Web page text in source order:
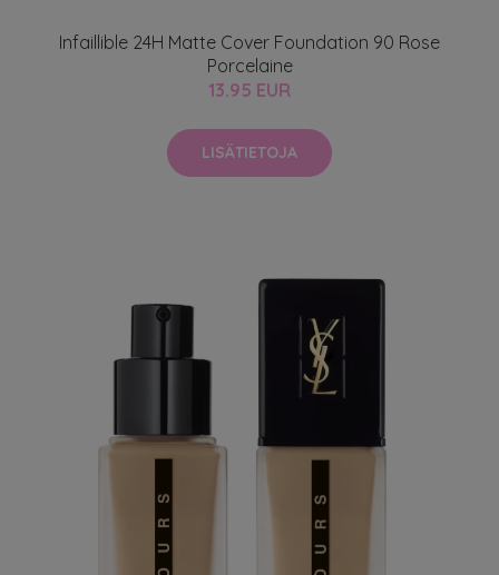
Infaillible 24H Matte Cover Foundation 90 Rose
Porcelaine
13.95 EUR
LISÄTIETOJA